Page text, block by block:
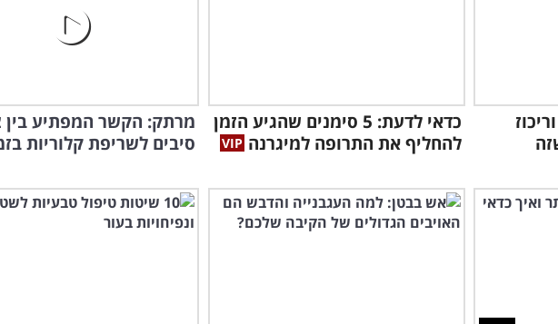
כדאי לדעת: 5 סימנים שהגיע הזמן
להחליף את התרופה למיגרנה
מרתק: הקשר המפתיע בין
סיבים לשריפת קלוריות